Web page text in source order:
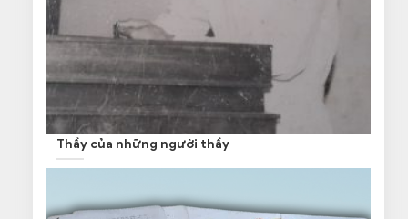
Thầy của những người thầy